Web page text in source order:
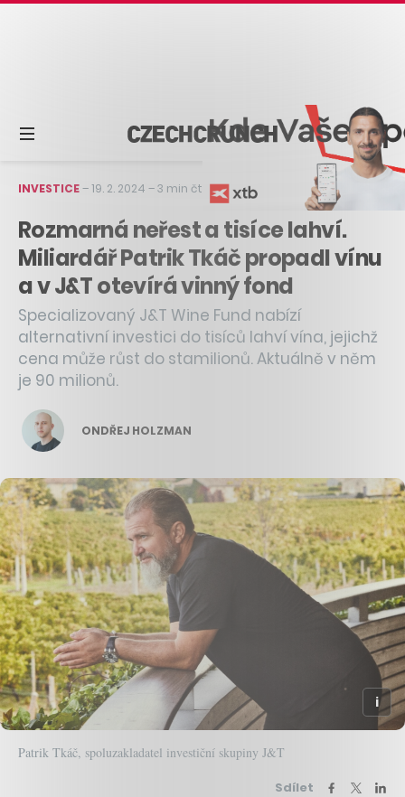
INVESTICE–19. 2. 2024 –3 min čtení
Rozmarná neřest a tisíce lahví.
Miliardář Patrik Tkáč propadl vínu
a v J&T otevírá vinný fond
Specializovaný J&T Wine Fund nabízí
alternativní investici do tisíců lahví vína, jejichž
cena může růst do stamilionů. Aktuálně v něm
je 90 milionů.
ONDŘEJ HOLZMAN
Patrik Tkáč, spoluzakladatel investiční skupiny J&T
Sdílet